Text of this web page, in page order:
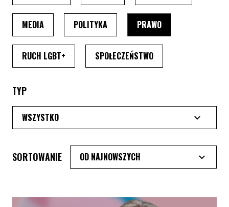
MEDIAPO WYBRANIU TEMATU, STRONA PRZEŁADUJE SIĘ
POLITYKAPO WYBRANIU TEMATU, STRONA
PRAWOPO WYBRANIU
RUCH LGBT+ PO WYBRANIU TEMATU, STRONA PRZEŁADUJE
SPOŁECZEŃSTWOPO WYBRANIU
TYP
SORTOWANIE